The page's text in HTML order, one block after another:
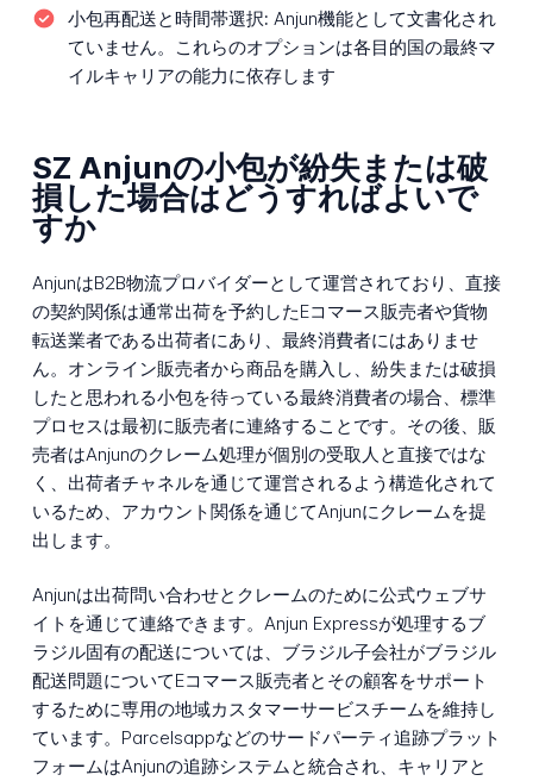
小包再配送と時間帯選択: Anjun機能として文書化され
ていません。これらのオプションは各目的国の最終マ
イルキャリアの能力に依存します
SZ Anjunの小包が紛失または破
損した場合はどうすればよいで
すか
AnjunはB2B物流プロバイダーとして運営されており、直接
の契約関係は通常出荷を予約したEコマース販売者や貨物
転送業者である出荷者にあり、最終消費者にはありませ
ん。オンライン販売者から商品を購入し、紛失または破損
したと思われる小包を待っている最終消費者の場合、標準
プロセスは最初に販売者に連絡することです。その後、販
売者はAnjunのクレーム処理が個別の受取人と直接ではな
く、出荷者チャネルを通じて運営されるよう構造化されて
いるため、アカウント関係を通じてAnjunにクレームを提
出します。
Anjunは出荷問い合わせとクレームのために公式ウェブサ
イトを通じて連絡できます。Anjun Expressが処理するブ
ラジル固有の配送については、ブラジル子会社がブラジル
配送問題についてEコマース販売者とその顧客をサポート
するために専用の地域カスタマーサービスチームを維持し
ています。Parcelsappなどのサードパーティ追跡プラット
フォームはAnjunの追跡システムと統合され、キャリアと